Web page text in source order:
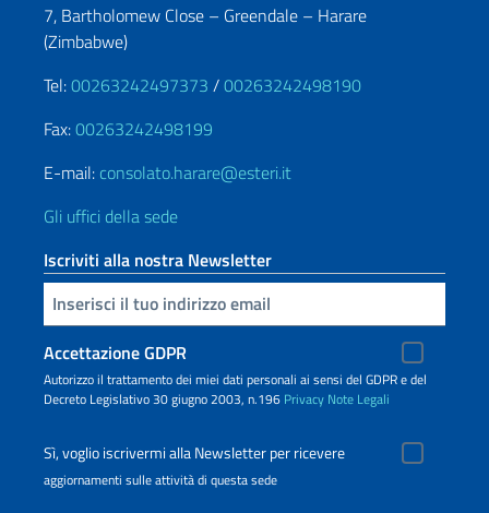
7, Bartholomew Close – Greendale – Harare
(Zimbabwe)
Tel:00263242497373 /00263242498190
Fax:00263242498199
E-mail: consolato.harare@esteri.it
Gli uffici della sede
Iscriviti alla nostra Newsletter
Inserisci la tua email
Accettazione GDPR
Autorizzo il trattamento dei miei dati personali ai sensi del GDPR e del
Decreto Legislativo 30 giugno 2003, n.196 Privacy Note Legali
Sì, voglio iscrivermi alla Newsletter per ricevere
aggiornamenti sulle attività di questa sede